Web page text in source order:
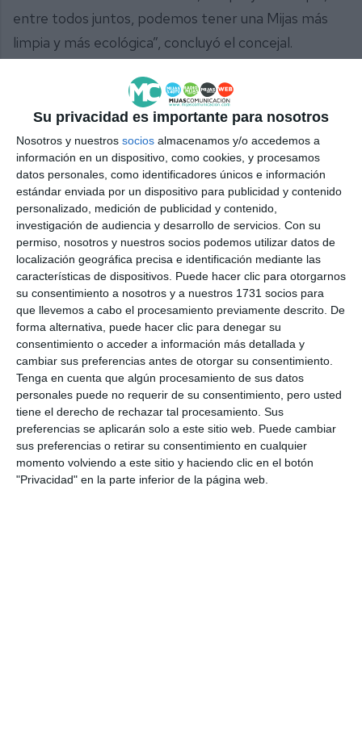
Su privacidad es importante para nosotros
Nosotros y nuestros socios almacenamos y/o accedemos a
información en un dispositivo, como cookies, y procesamos
datos personales, como identificadores únicos e información
estándar enviada por un dispositivo para publicidad y contenido
personalizado, medición de publicidad y contenido,
investigación de audiencia y desarrollo de servicios. Con su
permiso, nosotros y nuestros socios podemos utilizar datos de
localización geográfica precisa e identificación mediante las
características de dispositivos. Puede hacer clic para otorgarnos
su consentimiento a nosotros y a nuestros 1731 socios para
que llevemos a cabo el procesamiento previamente descrito. De
forma alternativa, puede hacer clic para denegar su
consentimiento o acceder a información más detallada y
cambiar sus preferencias antes de otorgar su consentimiento.
Tenga en cuenta que algún procesamiento de sus datos
personales puede no requerir de su consentimiento, pero usted
tiene el derecho de rechazar tal procesamiento. Sus
preferencias se aplicarán solo a este sitio web. Puede cambiar
sus preferencias o retirar su consentimiento en cualquier
momento volviendo a este sitio y haciendo clic en el botón
"Privacidad" en la parte inferior de la página web.
entre todos juntos, podemos tener una Mijas más
limpia y más ecológica”, concluyó el concejal.
Esta campaña de información y concienciación se
emite ya en todos los soportes de Mijas
Comunicación, en televisión, radio, periódico, redes
sociales y en esta página web. También podrán verla
en carteles por el municipio. Además, los propios
contenedores marrones indican qué se puede
verter en ellos.
“Esta campaña va más allá del reciclaje: es una
apuesta por el respeto, la responsabilidad y la
convivencia. Porque cuando Mijas está más limpia,
no solo se ve: se vive. Y ese es nuestro objetivo
común: construir entre todos una Mijas más limpia”,
ha concluido.